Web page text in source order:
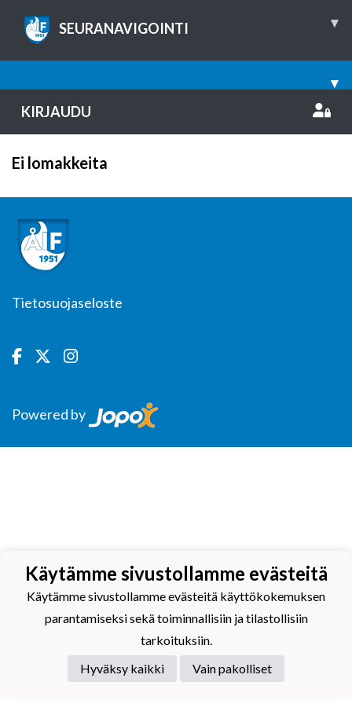
SEURANAVIGOINTI ▾
▾
KIRJAUDU
Ei lomakkeita
Tietosuojaseloste
Powered by
Käytämme sivustollamme evästeitä
Käytämme sivustollamme evästeitä käyttökokemuksen
parantamiseksi sekä toiminnallisiin ja tilastollisiin
tarkoituksiin.
Hyväksy kaikki
Vain pakolliset